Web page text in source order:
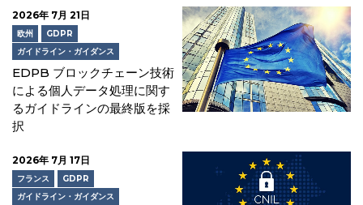
2026年 7月 21日
欧州
GDPR
ガイドライン・ガイダンス
EDPB ブロックチェーン技術
による個人データ処理に関す
るガイドラインの最終版を採
択
2026年 7月 17日
フランス
GDPR
ガイドライン・ガイダンス